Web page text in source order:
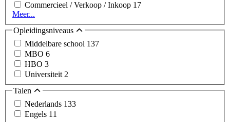
Commercieel / Verkoop / Inkoop 17
Meer...
Opleidingsniveaus
Middelbare school 137
MBO 6
HBO 3
Universiteit 2
Talen
Nederlands 133
Engels 11